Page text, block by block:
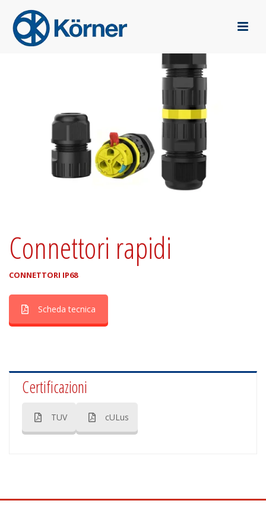
Connettori rapidi
CONNETTORI IP68
Scheda tecnica
Certificazioni
TUV cULus